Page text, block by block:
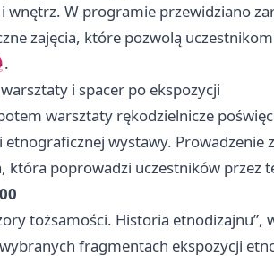
W programie przewidziano
zajęcia, które pozwolą
i spacer po ekspozycji
warsztaty rękodzielnicze
etnograficznej wystawy. Prowadzenie
która poprowadzi uczestników przez
tożsamości. Historia etnodizajnu”,
fragmentach ekspozycji